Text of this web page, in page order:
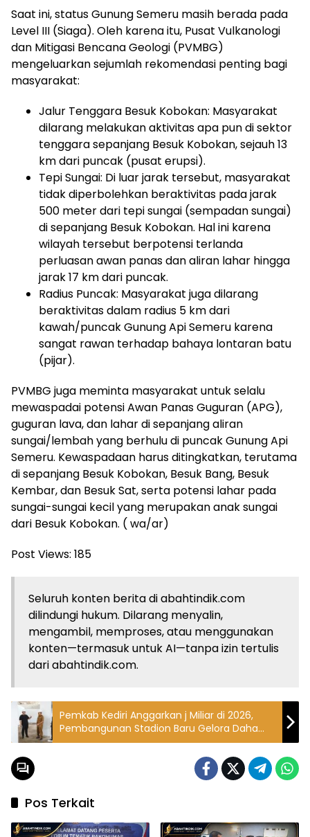
​Saat ini, status Gunung Semeru masih berada pada
Level III (Siaga). Oleh karena itu, Pusat Vulkanologi
dan Mitigasi Bencana Geologi (PVMBG)
mengeluarkan sejumlah rekomendasi penting bagi
masyarakat:
​Jalur Tenggara Besuk Kobokan: Masyarakat
dilarang melakukan aktivitas apa pun di sektor
tenggara sepanjang Besuk Kobokan, sejauh 13
km dari puncak (pusat erupsi).
​Tepi Sungai: Di luar jarak tersebut, masyarakat
tidak diperbolehkan beraktivitas pada jarak
500 meter dari tepi sungai (sempadan sungai)
di sepanjang Besuk Kobokan. Hal ini karena
wilayah tersebut berpotensi terlanda
perluasan awan panas dan aliran lahar hingga
jarak 17 km dari puncak.
​Radius Puncak: Masyarakat juga dilarang
beraktivitas dalam radius 5 km dari
kawah/puncak Gunung Api Semeru karena
sangat rawan terhadap bahaya lontaran batu
(pijar).
​PVMBG juga meminta masyarakat untuk selalu
mewaspadai potensi Awan Panas Guguran (APG),
guguran lava, dan lahar di sepanjang aliran
sungai/lembah yang berhulu di puncak Gunung Api
Semeru. Kewaspadaan harus ditingkatkan, terutama
di sepanjang Besuk Kobokan, Besuk Bang, Besuk
Kembar, dan Besuk Sat, serta potensi lahar pada
sungai-sungai kecil yang merupakan anak sungai
dari Besuk Kobokan. ( wa/ar)
Post Views: 185
Seluruh konten berita di abahtindik.com
dilindungi hukum. Dilarang menyalin,
mengambil, memproses, atau menggunakan
konten—termasuk untuk AI—tanpa izin tertulis
dari abahtindik.com.
Pemkab Kediri Anggarkan j Miliar di 2026,
Pembangunan Stadion Baru Gelora Daha
Jayati Masuki Tahap Pemasangan Atap
Pos Terkait